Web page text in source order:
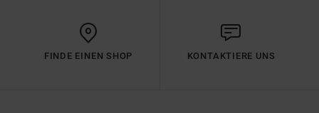
FINDE EINEN SHOP KONTAKTIERE UNS